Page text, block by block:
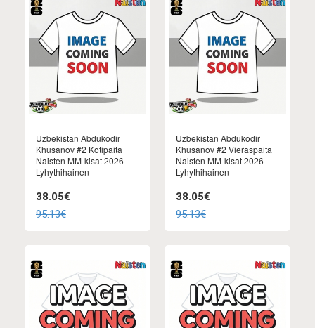
Uzbekistan Abdukodir
Khusanov #2 Kotipaita
Naisten MM-kisat 2026
Lyhythihainen
38.05€
95.13€
Uzbekistan Abdukodir
Khusanov #2 Vieraspaita
Naisten MM-kisat 2026
Lyhythihainen
38.05€
95.13€